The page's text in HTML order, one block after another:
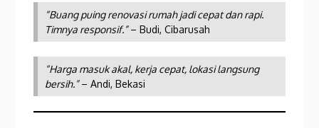
“Buang puing renovasi rumah jadi cepat dan rapi.
Timnya responsif.”– Budi, Cibarusah
“Harga masuk akal, kerja cepat, lokasi langsung
bersih.”– Andi, Bekasi